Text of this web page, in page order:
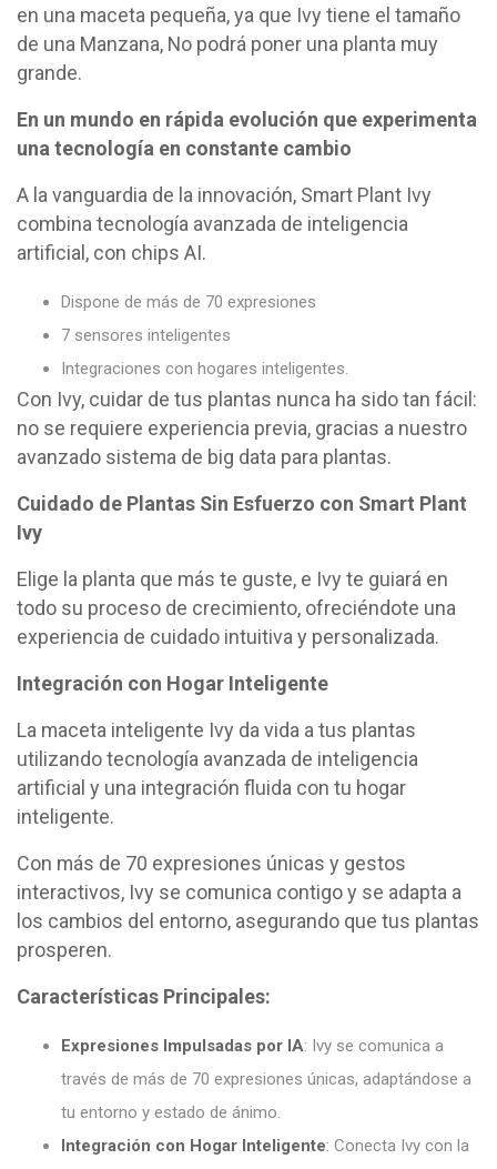
en una maceta pequeña, ya que Ivy tiene el tamaño
de una Manzana, No podrá poner una planta muy
grande.
En un mundo en rápida evolución que experimenta
una tecnología en constante cambio
A la vanguardia de la innovación, Smart Plant Ivy
combina tecnología avanzada de inteligencia
artificial, con chips AI.
Dispone de más de 70 expresiones
7 sensores inteligentes
Integraciones con hogares inteligentes.
Con Ivy, cuidar de tus plantas nunca ha sido tan fácil:
no se requiere experiencia previa, gracias a nuestro
avanzado sistema de big data para plantas.
Cuidado de Plantas Sin Esfuerzo con Smart Plant
Ivy
Elige la planta que más te guste, e Ivy te guiará en
todo su proceso de crecimiento, ofreciéndote una
experiencia de cuidado intuitiva y personalizada.
Integración con Hogar Inteligente
La maceta inteligente Ivy da vida a tus plantas
utilizando tecnología avanzada de inteligencia
artificial y una integración fluida con tu hogar
inteligente.
Con más de 70 expresiones únicas y gestos
interactivos, Ivy se comunica contigo y se adapta a
los cambios del entorno, asegurando que tus plantas
prosperen.
Características Principales:
Expresiones Impulsadas por IA: Ivy se comunica a
través de más de 70 expresiones únicas, adaptándose a
tu entorno y estado de ánimo.
Integración con Hogar Inteligente: Conecta Ivy con la